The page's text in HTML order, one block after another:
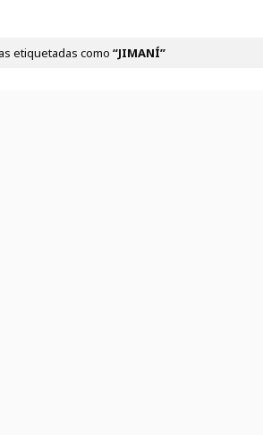
etiquetadas como JIMANÍ